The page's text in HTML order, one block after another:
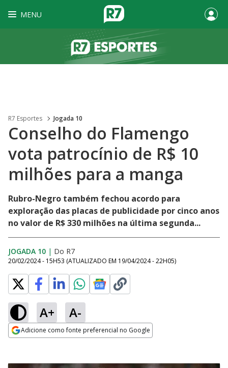
MENU
R7 Esportes Jogada 10
Conselho do Flamengo
vota patrocínio de R$ 10
milhões para a manga
Rubro-Negro também fechou acordo para
exploração das placas de publicidade por cinco anos
no valor de R$ 330 milhões na última segunda...
JOGADA 10 | Do R7
20/02/2024 - 15H53 (ATUALIZADO EM 19/04/2024 - 22H05)
A+ A-
Adicione como fonte preferencial no Google